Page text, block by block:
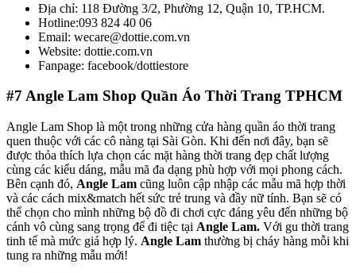
Địa chỉ: 118 Đường 3/2, Phường 12, Quận 10, TP.HCM.
Hotline:093 824 40 06
Email: wecare@dottie.com.vn
Website: dottie.com.vn
Fanpage: facebook/dottiestore
#7 Angle Lam Shop Quần Áo Thời Trang TPHCM
Angle Lam Shop là một trong những cửa hàng quần áo thời trang
quen thuộc với các cô nàng tại Sài Gòn. Khi đến nơi đây, bạn sẽ
được thỏa thích lựa chọn các mặt hàng thời trang đẹp chất lượng
cùng các kiểu dáng, mẫu mã đa dạng phù hợp với mọi phong cách.
Bên cạnh đó, Angle Lam cũng luôn cập nhập các mẫu mã hợp thời
và các cách mix&match hết sức trẻ trung và đầy nữ tính. Bạn sẽ có
thể chọn cho mình những bộ đồ đi chơi cực đáng yêu đến những bộ
cánh vô cùng sang trọng để đi tiệc tại Angle Lam. Với gu thời trang
tinh tế mà mức giá hợp lý. Angle Lam thường bị cháy hàng mỗi khi
tung ra những mẫu mới!